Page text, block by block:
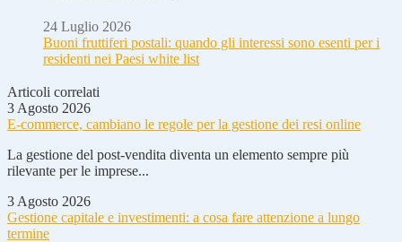
24 Luglio 2026
Buoni fruttiferi postali: quando gli interessi sono esenti per i
residenti nei Paesi white list
Articoli correlati
3 Agosto 2026
E-commerce, cambiano le regole per la gestione dei resi online
La gestione del post-vendita diventa un elemento sempre più
rilevante per le imprese...
3 Agosto 2026
Gestione capitale e investimenti: a cosa fare attenzione a lungo
termine